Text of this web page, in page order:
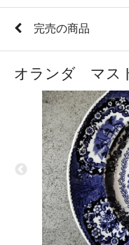
完売の商品
オランダ マス